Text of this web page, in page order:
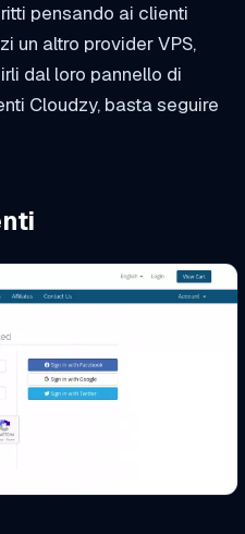
pensando ai clienti
un altro provider VPS,
dal loro pannello di
Cloudzy, basta seguire